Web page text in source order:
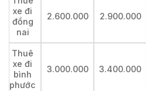
xe đi
đồng
nai
2.600.000 2.900.000
Thuê
xe đi
bình
phước
3.000.000 3.400.000